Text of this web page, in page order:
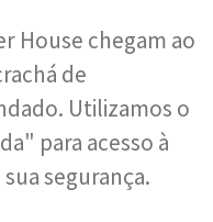
House chegam ao
de
Utilizamos o
para acesso à
segurança.